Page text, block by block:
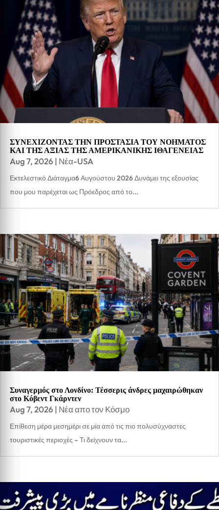
ΣΥΝΕΧΙΖΟΝΤΑΣ ΤΗΝ ΠΡΟΣΤΑΣΙΑ ΤΟΥ ΝΟΗΜΑΤΟΣ
ΚΑΙ ΤΗΣ ΑΞΙΑΣ ΤΗΣ ΑΜΕΡΙΚΑΝΙΚΗΣ ΙΘΑΓΕΝΕΙΑΣ
Aug 7, 2026 | Νέα-USA
Εκτελεστικό Διάταγμα6 Αυγούστου 2026 Δυνάμει της εξουσίας
που μου παρέχεται ως Πρόεδρος από το...
Συναγερμός στο Λονδίνο: Τέσσερις άνδρες μαχαιρώθηκαν
στο Κόβεντ Γκάρντεν
Aug 7, 2026 | Νέα απο τον Κόσμο
Επίθεση μέρα μεσημέρι σε μία από τις πιο πολυσύχναστες
τουριστικές περιοχές – Τι δείχνουν τα...